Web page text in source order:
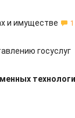
и имуществе 1
госуслуг